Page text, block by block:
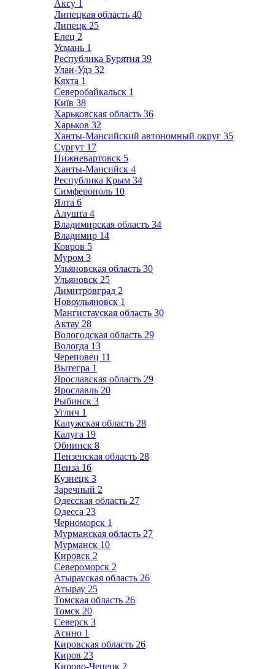
Аксу 1
Липецкая область 40
Липецк 25
Елец 2
Усмань 1
Республика Бурятия 39
Улан-Удэ 32
Кяхта 1
Северобайкальск 1
Київ 38
Харьковская область 36
Харьков 32
Ханты-Мансийский автономный округ 35
Сургут 17
Нижневартовск 5
Ханты-Мансийск 4
Республика Крым 34
Симферополь 10
Ялта 6
Алушта 4
Владимирская область 34
Владимир 14
Ковров 5
Муром 3
Ульяновская область 30
Ульяновск 25
Димитровград 2
Новоульяновск 1
Мангистауская область 30
Актау 28
Вологодская область 29
Вологда 13
Череповец 11
Вытегра 1
Ярославская область 29
Ярославль 20
Рыбинск 3
Углич 1
Калужская область 28
Калуга 19
Обнинск 8
Пензенская область 28
Пенза 16
Кузнецк 3
Заречный 2
Одесская область 27
Одесса 23
Черноморск 1
Мурманская область 27
Мурманск 10
Кировск 2
Североморск 2
Атырауская область 26
Атырау 25
Томская область 26
Томск 20
Северск 3
Асино 1
Кировская область 26
Киров 23
Кирово-Чепецк 2